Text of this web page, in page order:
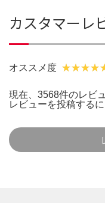
カスタマーレ
オススメ度
現在、3568件のレビ
レビューを投稿する